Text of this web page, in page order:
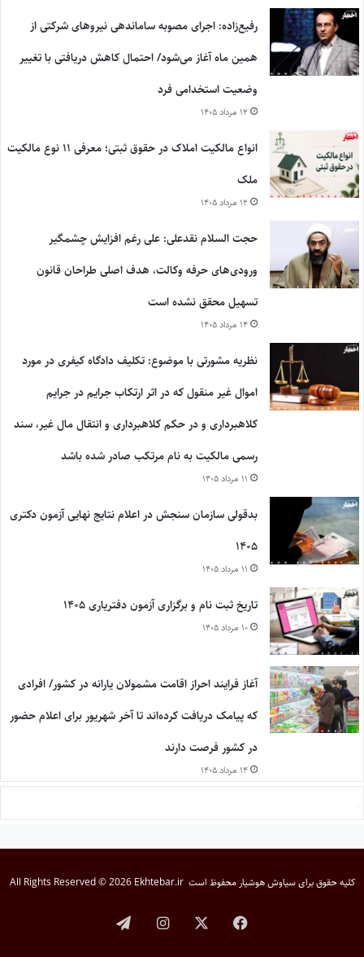
رفیع‌زاده: اجرای مصوبه ساماندهی نیروهای شرکتی از
همین ماه آغاز می‌شود/ احتمال کاهش دریافتی با تغییر
وضعیت استخدامی فرد
۱۲ مرداد ۱۴۰۵
انواع مالکیت املاک در حقوق ثبتی؛ معرفی ۱۱ نوع مالکیت
ملک
۱۲ مرداد ۱۴۰۵
حجت السلام نقدعلی: علی رغم افزایش چشمگیر
ورودی‌های حرفه وکالت، هدف اصلی طراحان قانون
تسهیل محقق نشده است
۱۴ مرداد ۱۴۰۵
نظریه مشورتی با موضوع: تکلیف دادگاه کیفری در مورد
اموال غیر منقول که در اثر ارتکاب جرایم در جرایم
کلاهبرداری و در حکم کلاهبرداری و انتقال مال غیر، سند
رسمی مالکیت به نام مرتکب صادر شده باشد
۱۱ مرداد ۱۴۰۵
بدقولی سازمان سنجش در اعلام نتایج نهایی آزمون دکتری
۱۴۰۵
۱۱ مرداد ۱۴۰۵
تاریخ ثبت نام و برگزاری آزمون دفتریاری ۱۴۰۵
۱۰ مرداد ۱۴۰۵
آغاز فرایند احراز اقامت مشمولان یارانه در کشور/ افرادی
که پیامک دریافت کرده‌اند تا آخر شهریور برای اعلام حضور
در کشور فرصت دارند
۱۴ مرداد ۱۴۰۵
کلیه حقوق برایسیاوش هوشیار محفوظ است All Rights Reserved © 2026 Ekhtebar.ir